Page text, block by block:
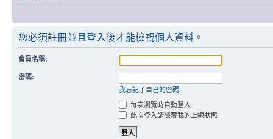
您必須註冊並且登入後才能檢視個人資料。
會員名稱:
密碼:
我忘記了自己的密碼
每次瀏覽時自動登入
此次登入請隱藏我的上線狀態